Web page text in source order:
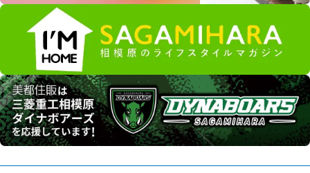
安全管理措置
取得した個人情報について、漏えい、滅失又はき損の防止等、
その管理のために必要かつ適切な安全管理措置を講じます。ま
た、取得した個人情報を取り扱う従業者や委託先（再委託先を
含みます）に対して、必要かつ適切な監督を行います。
プライバシーポリシーの改定について
当サイトにおけるプライバシーポリシーの改定につきまして
は、個人情報保護の観点から関係法令、各種通達や指導、社会
通念に鑑み内容の改善に努めてまいります。